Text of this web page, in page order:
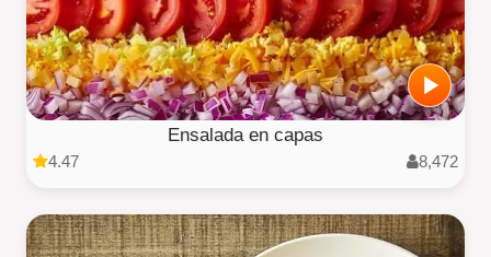
Ensalada en capas
4.47 8,472